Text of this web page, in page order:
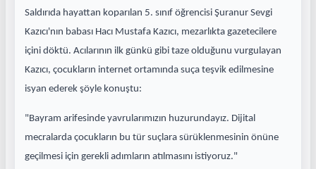
Saldırıda hayattan koparılan 5. sınıf öğrencisi Şuranur Sevgi
Kazıcı'nın babası Hacı Mustafa Kazıcı, mezarlıkta gazetecilere
içini döktü. Acılarının ilk günkü gibi taze olduğunu vurgulayan
Kazıcı, çocukların internet ortamında suça teşvik edilmesine
isyan ederek şöyle konuştu:
"Bayram arifesinde yavrularımızın huzurundayız. Dijital
mecralarda çocukların bu tür suçlara sürüklenmesinin önüne
geçilmesi için gerekli adımların atılmasını istiyoruz."